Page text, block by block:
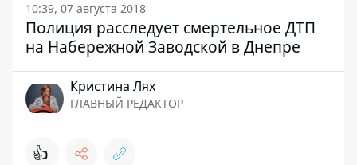
10:39, 07 августа 2018
Полиция расследует смертельное ДТП
на Набережной Заводской в Днепре
Кристина Лях
ГЛАВНЫЙ РЕДАКТОР
👍